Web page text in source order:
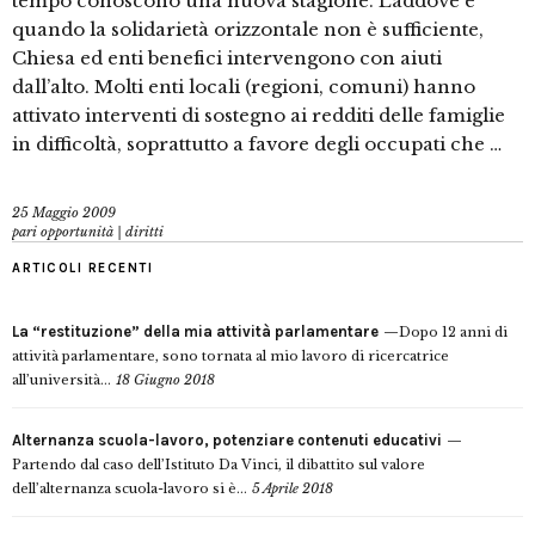
quando la solidarietà orizzontale non è sufficiente,
Chiesa ed enti benefici intervengono con aiuti
dall’alto. Molti enti locali (regioni, comuni) hanno
attivato interventi di sostegno ai redditi delle famiglie
in difficoltà, soprattutto a favore degli occupati che …
25 Maggio 2009
pari opportunità | diritti
ARTICOLI RECENTI
La “restituzione” della mia attività parlamentare
Dopo 12 anni di
attività parlamentare, sono tornata al mio lavoro di ricercatrice
all’università... 18 Giugno 2018
Alternanza scuola-lavoro, potenziare contenuti educativi
Partendo dal caso dell’Istituto Da Vinci, il dibattito sul valore
dell’alternanza scuola-lavoro si è... 5 Aprile 2018